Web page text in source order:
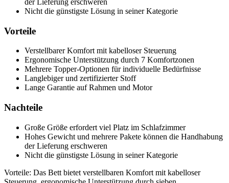
Nicht die günstigste Lösung in seiner Kategorie
Vorteile
Verstellbarer Komfort mit kabelloser Steuerung
Ergonomische Unterstützung durch 7 Komfortzonen
Mehrere Topper-Optionen für individuelle Bedürfnisse
Langlebiger und zertifizierter Stoff
Lange Garantie auf Rahmen und Motor
Nachteile
Große Größe erfordert viel Platz im Schlafzimmer
Hohes Gewicht und mehrere Pakete können die Handhabung
der Lieferung erschweren
Nicht die günstigste Lösung in seiner Kategorie
Vorteile: Das Bett bietet verstellbaren Komfort mit kabelloser